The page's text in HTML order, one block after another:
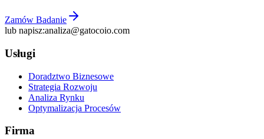
Zamów Badanie
lub napisz:analiza@gatocoio.com
Usługi
Doradztwo Biznesowe
Strategia Rozwoju
Analiza Rynku
Optymalizacja Procesów
Firma